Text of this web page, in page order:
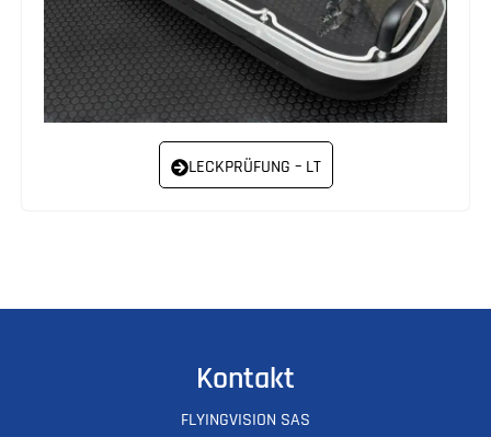
LECKPRÜFUNG – LT
Kontakt
FLYINGVISION SAS